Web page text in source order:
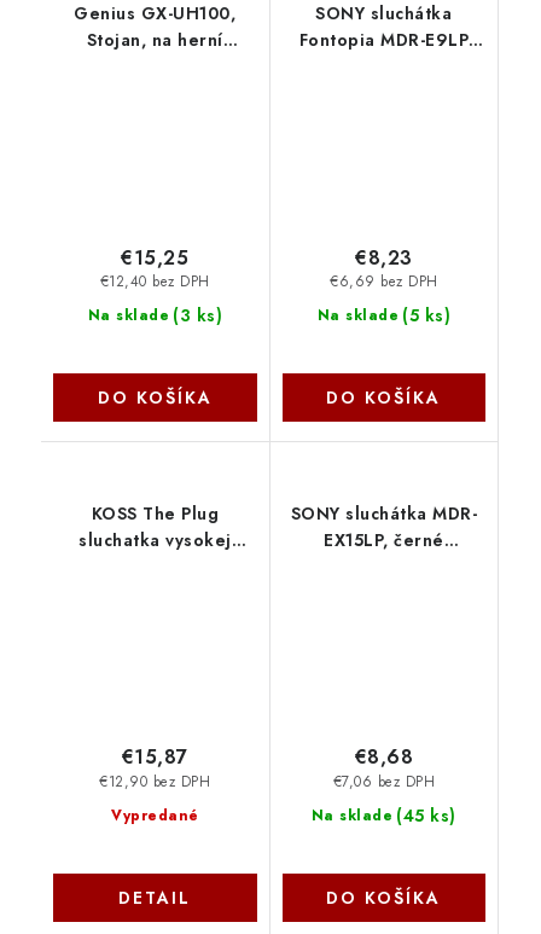
Genius GX-UH100,
Stojan, na herní
Na sklade (3 ks)
€12,40 bez DPH
€15,25
DO KOŠÍKA
SONY sluchátka
Fontopia MDR-E9LP
Na sklade (5 ks)
€6,69 bez DPH
€8,23
DO KOŠÍKA
KOSS The Plug
sluchatka vysokej
Vypredané
€12,90 bez DPH
€15,87
DETAIL
SONY sluchátka MDR-
EX15LP, černé
Na sklade (45 ks)
€7,06 bez DPH
€8,68
DO KOŠÍKA